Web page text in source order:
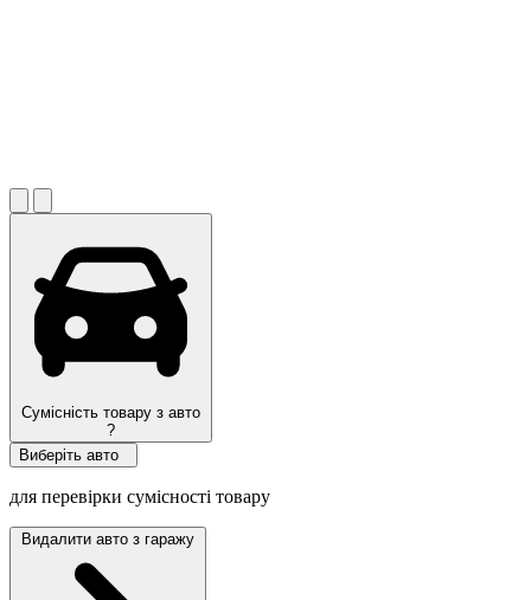
Сумісність товару з авто
?
Виберіть авто
для перевірки сумісності товару
Видалити авто з гаражу